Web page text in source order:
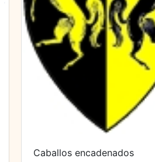
Caballos encadenados